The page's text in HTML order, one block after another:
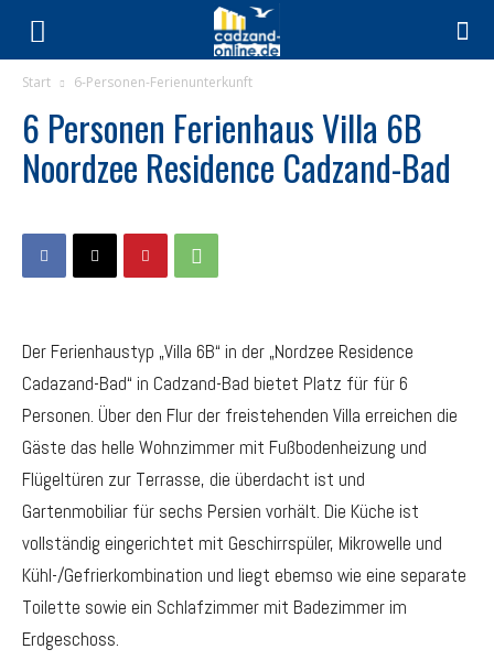
Start 6-Personen-Ferienunterkunft
6 Personen Ferienhaus Villa 6B
Noordzee Residence Cadzand-Bad
Der Ferienhaustyp „Villa 6B“ in der „Nordzee Residence
Cadazand-Bad“ in Cadzand-Bad bietet Platz für für 6
Personen. Über den Flur der freistehenden Villa erreichen die
Gäste das helle Wohnzimmer mit Fußbodenheizung und
Flügeltüren zur Terrasse, die überdacht ist und
Gartenmobiliar für sechs Persien vorhält. Die Küche ist
vollständig eingerichtet mit Geschirrspüler, Mikrowelle und
Kühl-/Gefrierkombination und liegt ebemso wie eine separate
Toilette sowie ein Schlafzimmer mit Badezimmer im
Erdgeschoss.